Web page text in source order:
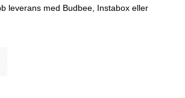
leverans med Budbee, Instabox eller